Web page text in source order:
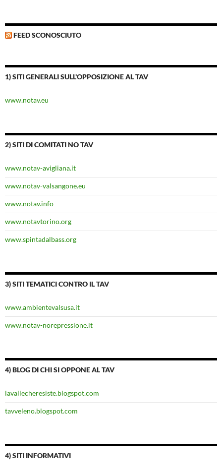
FEED SCONOSCIUTO
1) SITI GENERALI SULL'OPPOSIZIONE AL TAV
www.notav.eu
2) SITI DI COMITATI NO TAV
www.notav-avigliana.it
www.notav-valsangone.eu
www.notav.info
www.notavtorino.org
www.spintadalbass.org
3) SITI TEMATICI CONTRO IL TAV
www.ambientevalsusa.it
www.notav-norepressione.it
4) BLOG DI CHI SI OPPONE AL TAV
lavallecheresiste.blogspot.com
tavveleno.blogspot.com
4) SITI INFORMATIVI